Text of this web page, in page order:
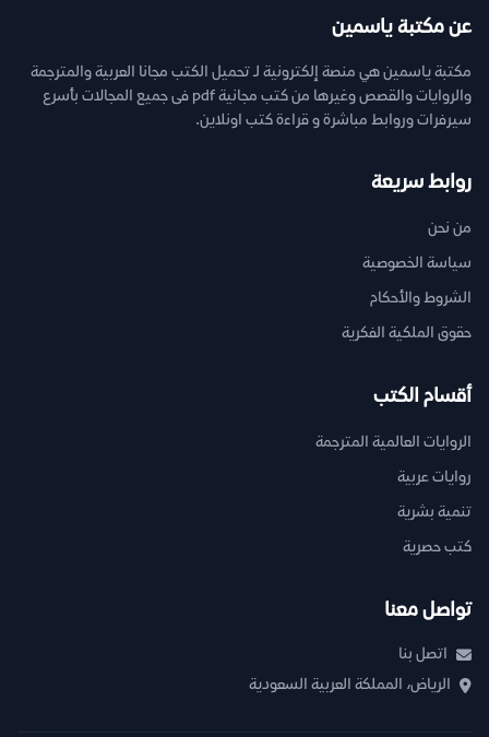
عن مكتبة ياسمين
مكتبة ياسمين هي منصة إلكترونية لـ تحميل الكتب مجانا العربية والمترجمة
والروايات والقصص وغيرها من كتب مجانية pdf فى جميع المجالات بأسرع
سيرفرات وروابط مباشرة و قراءة كتب اونلاين.
روابط سريعة
من نحن
سياسة الخصوصية
الشروط والأحكام
حقوق الملكية الفكرية
أقسام الكتب
الروايات العالمية المترجمة
روايات عربية
تنمية بشرية
كتب حصرية
تواصل معنا
اتصل بنا
الرياض، المملكة العربية السعودية